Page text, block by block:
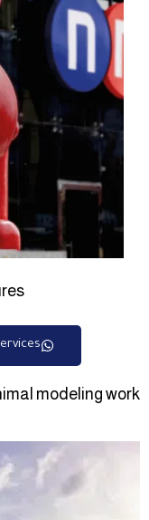
modeling work